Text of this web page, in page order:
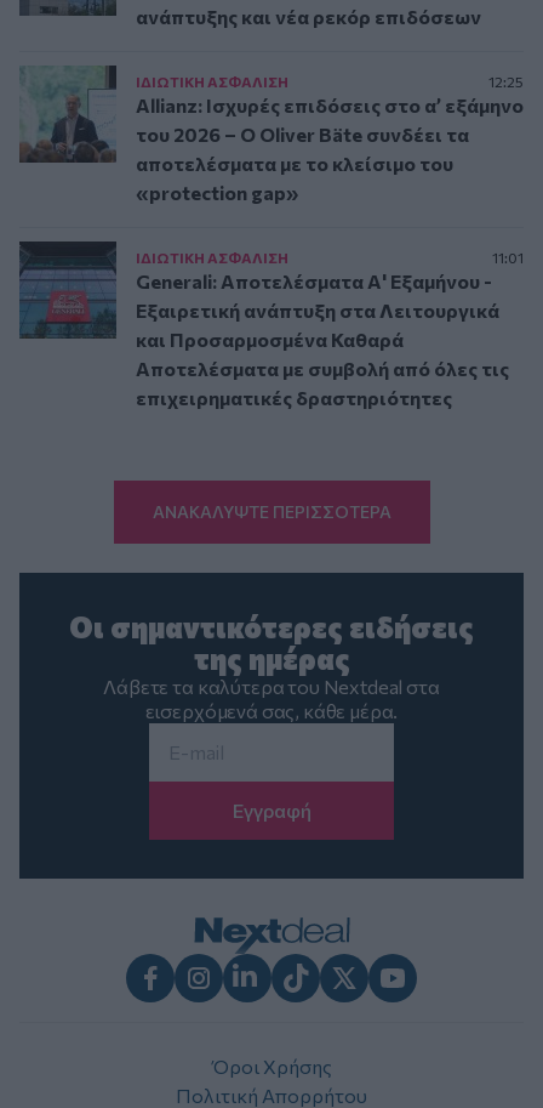
ανάπτυξης και νέα ρεκόρ επιδόσεων
ΙΔΙΩΤΙΚΗ ΑΣΦAΛΙΣΗ 12:25
Allianz: Ισχυρές επιδόσεις στο α’ εξάμηνο
του 2026 – Ο Oliver Bäte συνδέει τα
αποτελέσματα με το κλείσιμο του
«protection gap»
ΙΔΙΩΤΙΚΗ ΑΣΦAΛΙΣΗ 11:01
Generali: Αποτελέσματα Α' Εξαμήνου -
Εξαιρετική ανάπτυξη στα Λειτουργικά
και Προσαρμοσμένα Καθαρά
Αποτελέσματα με συμβολή από όλες τις
επιχειρηματικές δραστηριότητες
ΑΝΑΚΑΛΥΨΤΕ ΠΕΡΙΣΣΟΤΕΡΑ
Οι σημαντικότερες ειδήσεις
της ημέρας
Λάβετε τα καλύτερα του Nextdeal στα
εισερχόμενά σας, κάθε μέρα.
Όροι Χρήσης
Πολιτική Απορρήτου